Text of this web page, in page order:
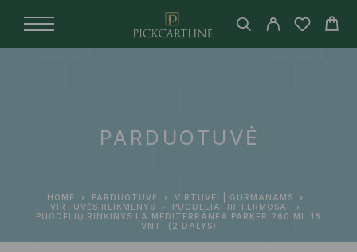
PARDUOTUVĖ
HOME PARDUOTUVĖ
VIRTUVEI | GURMANAMS
VIRTUVĖS REIKMENYS
PUODELIAI IR TERMOSAI
PUODELIŲ RINKINYS LA MEDITERRÁNEA PARKER 260 ML 18
VNT. (2 DALYS)